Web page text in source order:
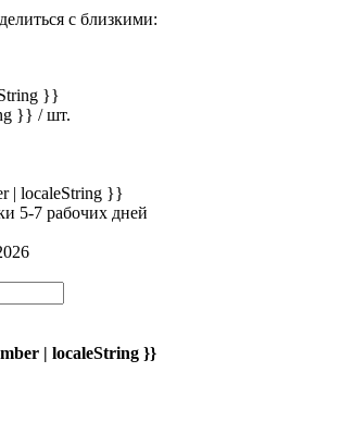
с близкими:
}}
}} / шт.
| localeString }}
5-7 рабочих дней
| localeString }}